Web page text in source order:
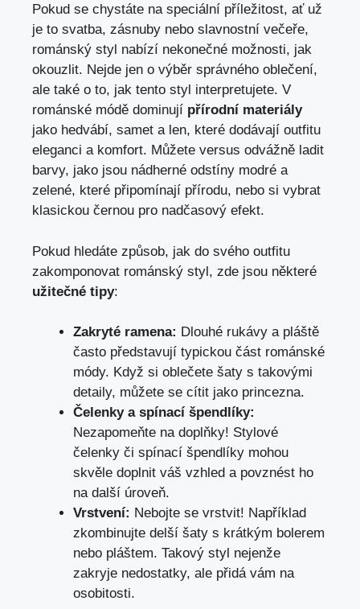
Pokud se chystáte na speciální příležitost, ať už
je to svatba, zásnuby nebo slavnostní večeře,
románský styl nabízí nekonečné možnosti, jak
okouzlit. Nejde jen o výběr správného oblečení,
ale také o to, jak tento styl interpretujete. V
románské módě dominují přírodní materiály
jako hedvábí, samet a len, které dodávají outfitu
eleganci a komfort. Můžete versus odvážně ladit
barvy, jako jsou nádherné odstíny modré a
zelené, které připomínají přírodu, nebo si vybrat
klasickou černou pro nadčasový efekt.
Pokud hledáte způsob, jak do svého outfitu
zakomponovat románský styl, zde jsou některé
užitečné tipy:
Zakryté ramena: Dlouhé rukávy a pláště
často představují typickou část románské
módy. Když si oblečete šaty s takovými
detaily, můžete se cítit jako princezna.
Čelenky a spínací špendlíky:
Nezapomeňte na doplňky! Stylové
čelenky či spínací špendlíky mohou
skvěle doplnit váš vzhled a povznést ho
na další úroveň.
Vrstvení: Nebojte se vrstvit! Například
zkombinujte delší šaty s krátkým bolerem
nebo pláštem. Takový styl nejenže
zakryje nedostatky, ale přidá vám na
osobitosti.